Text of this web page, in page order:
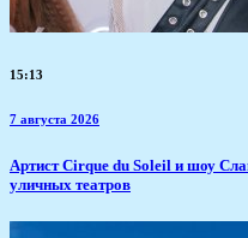
15:13
7 августа 2026
Артист Cirque du Soleil и шоу
уличных театров